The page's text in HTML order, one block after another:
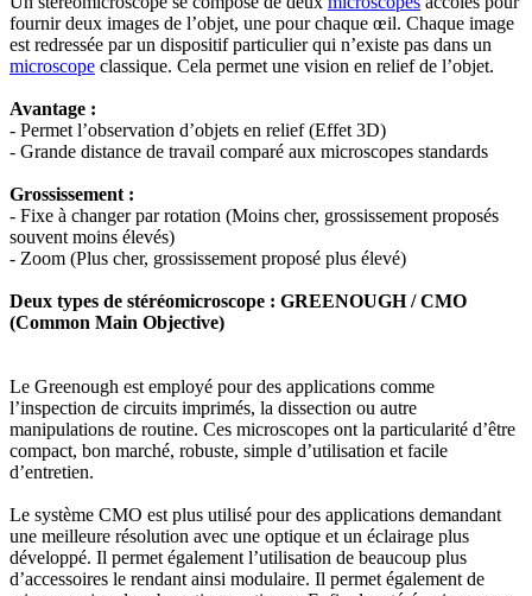
fournir deux images de l’objet, une pour chaque œil. Chaque image
est redressée par un dispositif particulier qui n’existe pas dans un
microscope classique. Cela permet une vision en relief de l’objet.
Avantage :
- Permet l’observation d’objets en relief (Effet 3D)
- Grande distance de travail comparé aux microscopes standards
Grossissement :
- Fixe à changer par rotation (Moins cher, grossissement proposés
souvent moins élevés)
- Zoom (Plus cher, grossissement proposé plus élevé)
Deux types de stéréomicroscope : GREENOUGH / CMO
(Common Main Objective)
Le Greenough est employé pour des applications comme
l’inspection de circuits imprimés, la dissection ou autre
manipulations de routine. Ces microscopes ont la particularité d’être
compact, bon marché, robuste, simple d’utilisation et facile
d’entretien.
Le système CMO est plus utilisé pour des applications demandant
une meilleure résolution avec une optique et un éclairage plus
développé. Il permet également l’utilisation de beaucoup plus
d’accessoires le rendant ainsi modulaire. Il permet également de